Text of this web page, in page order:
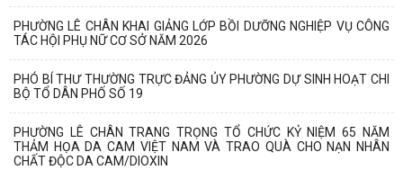
PHƯỜNG LÊ CHÂN KHAI GIẢNG LỚP BỒI DƯỠNG NGHIỆP VỤ CÔNG
TÁC HỘI PHỤ NỮ CƠ SỞ NĂM 2026
PHÓ BÍ THƯ THƯỜNG TRỰC ĐẢNG ỦY PHƯỜNG DỰ SINH HOẠT CHI
BỘ TỔ DÂN PHỐ SỐ 19
PHƯỜNG LÊ CHÂN TRANG TRỌNG TỔ CHỨC KỶ NIỆM 65 NĂM
THẢM HỌA DA CAM VIỆT NAM VÀ TRAO QUÀ CHO NẠN NHÂN
CHẤT ĐỘC DA CAM/DIOXIN